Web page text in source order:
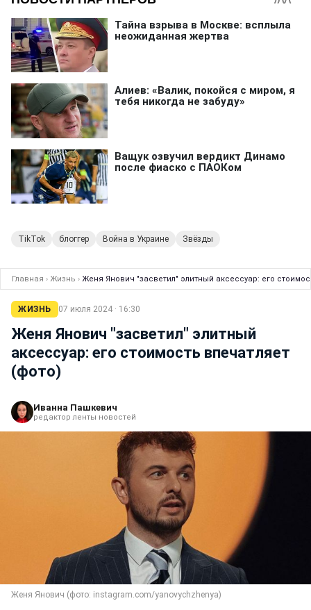
TikTok блоггер Война в Украине Звёзды
Главная › Жизнь › Женя Янович "засветил" элитный аксессуар: его
ЖИЗНЬ 07 июля 2024 · 16:30
Женя Янович "засветил" элитный
аксессуар: его стоимость впечатляет
(фото)
Иванна Пашкевич
редактор ленты новостей
Женя Янович (фото: instagram.com/yanovychzhenya)